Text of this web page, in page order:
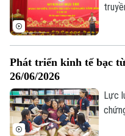
sinh
Phát triển kinh tế bạc
26/06/2026
Lực